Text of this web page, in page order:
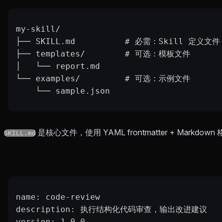
my-skill/
├── SKILL.md          # 必需：Skill 定义文件
├── templates/        # 可选：模板文件
│   └── report.md
└── examples/         # 可选：示例文件
    └── sample.json
SKILL.md 是核心文件，使用 YAML frontmatter + Markdown
name: code-review
description: 执行结构化代码审查，输出改进建议